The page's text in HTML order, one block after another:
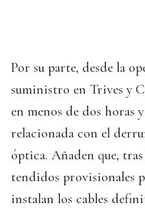
Por su parte, desde la
suministro en Trives y
en menos de dos horas
relacionada con el
óptica. Añaden que,
tendidos provisionales
instalan los cables